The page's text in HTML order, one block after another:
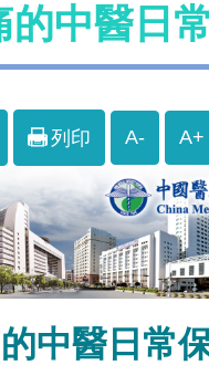
的中醫日
列印 A- A+
中醫日常